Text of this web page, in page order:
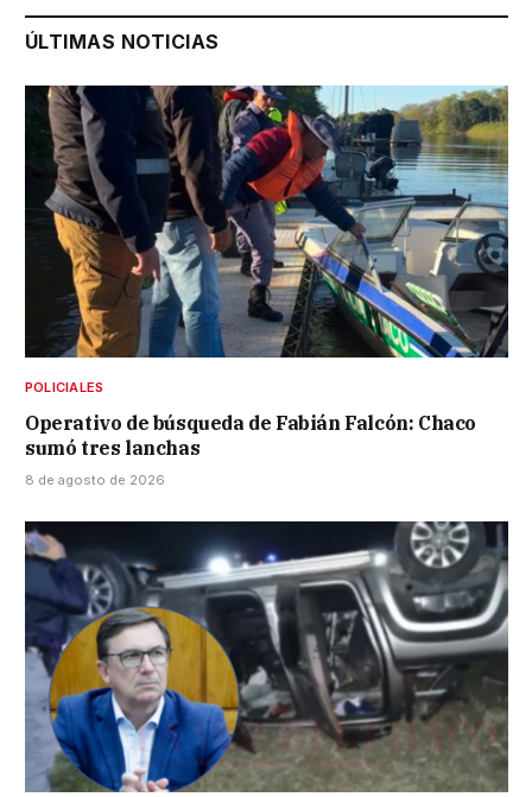
ÚLTIMAS NOTICIAS
POLICIALES
Operativo de búsqueda de Fabián Falcón: Chaco
sumó tres lanchas
8 de agosto de 2026